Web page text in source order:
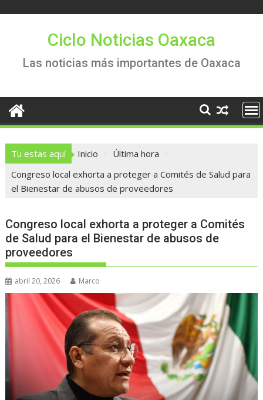
Ciclo Noticias Oaxaca
Las noticias más importantes de Oaxaca
Tu estas aquí Inicio
Última hora
Congreso local exhorta a proteger a Comités de Salud para
el Bienestar de abusos de proveedores
Congreso local exhorta a proteger a Comités
de Salud para el Bienestar de abusos de
proveedores
abril 20, 2026 Marco